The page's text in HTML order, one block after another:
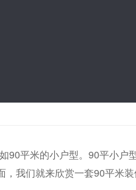
90平米的小户型。90平小
我们就来欣赏一套90平米装